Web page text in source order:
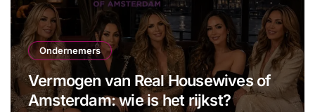
Ondernemers
Vermogen van Real Housewives of
Amsterdam: wie is het rijkst?